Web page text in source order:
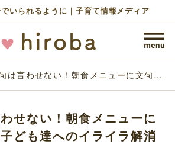
いられるように｜子育て情報メディア
は言わせない！朝食メニューに文句ば
せない！朝食メニューに
ども達へのイライラ解消